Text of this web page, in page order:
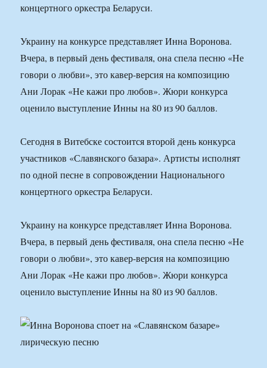
концертного оркестра Беларуси.
Украину на конкурсе представляет Инна Воронова.
Вчера, в первый день фестиваля, она спела песню «Не
говори о любви», это кавер-версия на композицию
Ани Лорак «Не кажи про любов». Жюри конкурса
оценило выступление Инны на 80 из 90 баллов.
Сегодня в Витебске состоится второй день конкурса
участников «Славянского базара». Артисты исполнят
по одной песне в сопровождении Национального
концертного оркестра Беларуси.
Украину на конкурсе представляет Инна Воронова.
Вчера, в первый день фестиваля, она спела песню «Не
говори о любви», это кавер-версия на композицию
Ани Лорак «Не кажи про любов». Жюри конкурса
оценило выступление Инны на 80 из 90 баллов.